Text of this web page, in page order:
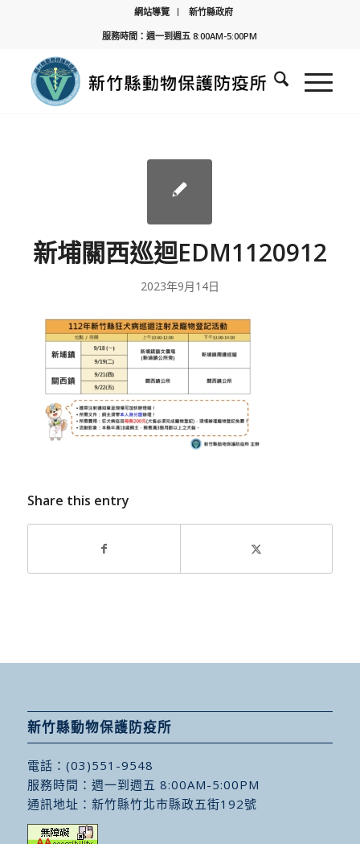
網站導覽
新竹縣政府
服務時間：週一到週五 8:00AM-5:00PM
新埔關西巡迴EDM1120912
2023年9月14日
Share this entry
新竹縣動物保護防疫所
電話： (03)551-9548
服務時間：週一到週五 8:00AM-5:00PM
通訊地址： 新竹縣竹北市縣政五街192號